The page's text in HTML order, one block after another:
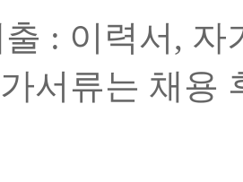
: 이력서,
서류는 채용